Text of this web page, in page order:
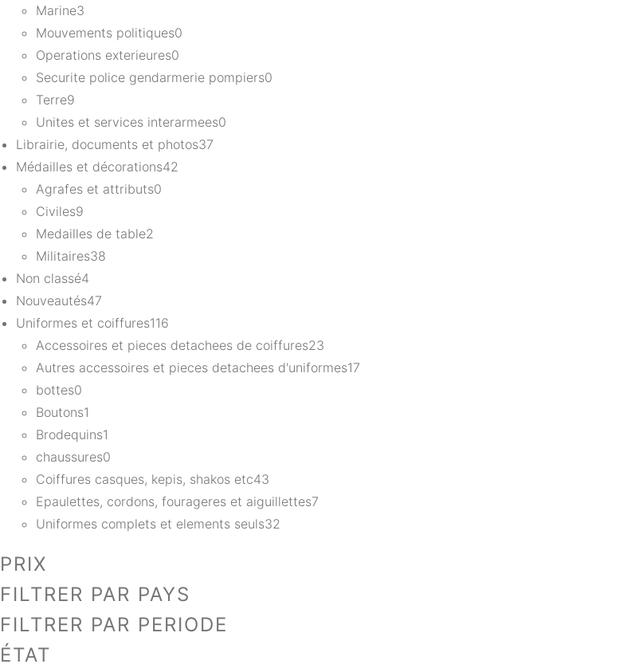
Marine3
Mouvements politiques0
Operations exterieures0
Securite police gendarmerie pompiers0
Terre9
Unites et services interarmees0
Librairie, documents et photos37
Médailles et décorations42
Agrafes et attributs0
Civiles9
Medailles de table2
Militaires38
Non classé4
Nouveautés47
Uniformes et coiffures116
Accessoires et pieces detachees de coiffures23
Autres accessoires et pieces detachees d'uniformes17
bottes0
Boutons1
Brodequins1
chaussures0
Coiffures casques, kepis, shakos etc43
Epaulettes, cordons, fourageres et aiguillettes7
Uniformes complets et elements seuls32
PRIX
FILTRER PAR PAYS
FILTRER PAR PERIODE
ÉTAT